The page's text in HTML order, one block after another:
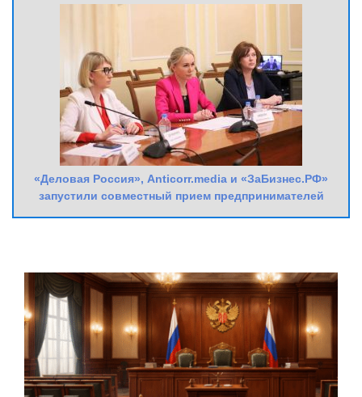
«Деловая Россия», Anticorr.media и «ЗаБизнес.РФ»
запустили совместный прием предпринимателей